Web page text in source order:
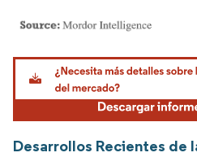
Imagen © Mordor Intelligence. El uso
Desarrollos Recientes de